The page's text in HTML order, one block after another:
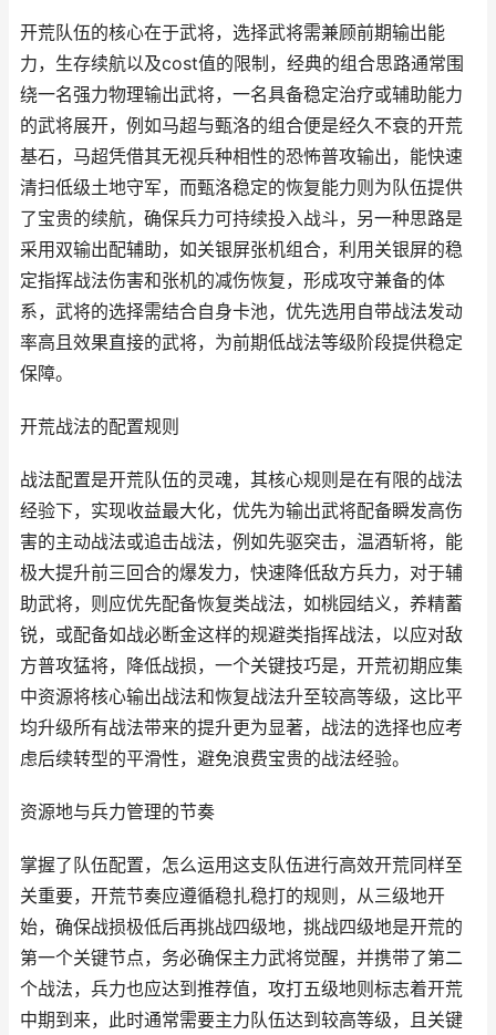
开荒队伍的核心在于武将，选择武将需兼顾前期输出能
力，生存续航以及cost值的限制，经典的组合思路通常围
绕一名强力物理输出武将，一名具备稳定治疗或辅助能力
的武将展开，例如马超与甄洛的组合便是经久不衰的开荒
基石，马超凭借其无视兵种相性的恐怖普攻输出，能快速
清扫低级土地守军，而甄洛稳定的恢复能力则为队伍提供
了宝贵的续航，确保兵力可持续投入战斗，另一种思路是
采用双输出配辅助，如关银屏张机组合，利用关银屏的稳
定指挥战法伤害和张机的减伤恢复，形成攻守兼备的体
系，武将的选择需结合自身卡池，优先选用自带战法发动
率高且效果直接的武将，为前期低战法等级阶段提供稳定
保障。
开荒战法的配置规则
战法配置是开荒队伍的灵魂，其核心规则是在有限的战法
经验下，实现收益最大化，优先为输出武将配备瞬发高伤
害的主动战法或追击战法，例如先驱突击，温酒斩将，能
极大提升前三回合的爆发力，快速降低敌方兵力，对于辅
助武将，则应优先配备恢复类战法，如桃园结义，养精蓄
锐，或配备如战必断金这样的规避类指挥战法，以应对敌
方普攻猛将，降低战损，一个关键技巧是，开荒初期应集
中资源将核心输出战法和恢复战法升至较高等级，这比平
均升级所有战法带来的提升更为显著，战法的选择也应考
虑后续转型的平滑性，避免浪费宝贵的战法经验。
资源地与兵力管理的节奏
掌握了队伍配置，怎么运用这支队伍进行高效开荒同样至
关重要，开荒节奏应遵循稳扎稳打的规则，从三级地开
始，确保战损极低后再挑战四级地，挑战四级地是开荒的
第一个关键节点，务必确保主力武将觉醒，并携带了第二
个战法，兵力也应达到推荐值，攻打五级地则标志着开荒
中期到来，此时通常需要主力队伍达到较高等级，且关键